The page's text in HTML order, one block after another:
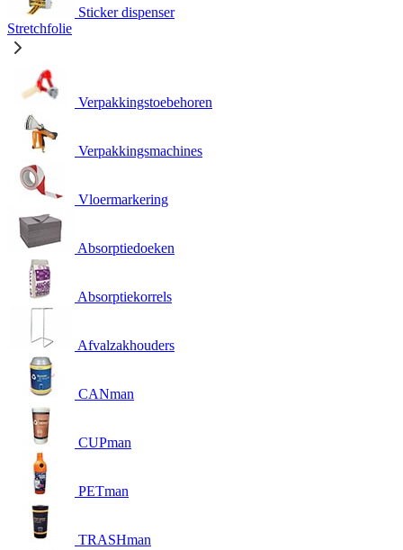
Sticker dispenser
Stretchfolie
Verpakkingstoebehoren
Verpakkingsmachines
Vloermarkering
Absorptiedoeken
Absorptiekorrels
Afvalzakhouders
CANman
CUPman
PETman
TRASHman